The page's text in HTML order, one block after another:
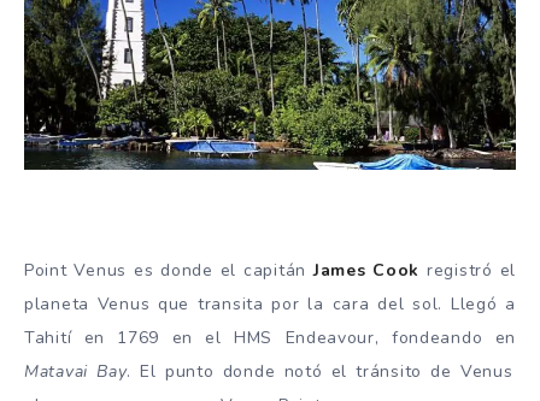
Point Venus es donde el capitánJames Cook registró el
planeta Venus que transita por la cara del sol. Llegó a
Tahití en 1769 en el HMS Endeavour, fondeando en
Matavai Bay. El punto donde notó el tránsito de Venus